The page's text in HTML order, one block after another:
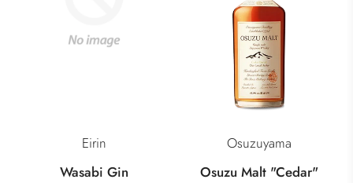
Eirin
Wasabi Gin
Osuzuyama
Osuzu Malt "Cedar"